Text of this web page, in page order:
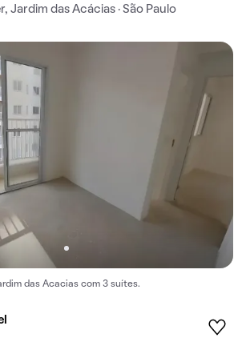
Jardim das Acácias · São Paulo
das Acacias com 3 suítes.